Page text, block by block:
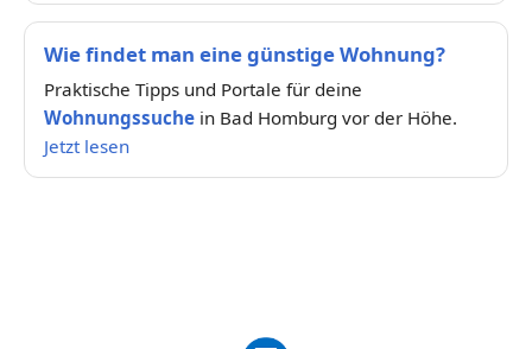
Wie findet man eine günstige Wohnung?
Praktische Tipps und Portale für deine
Wohnungssuche in Bad Homburg vor der Höhe.
Jetzt lesen